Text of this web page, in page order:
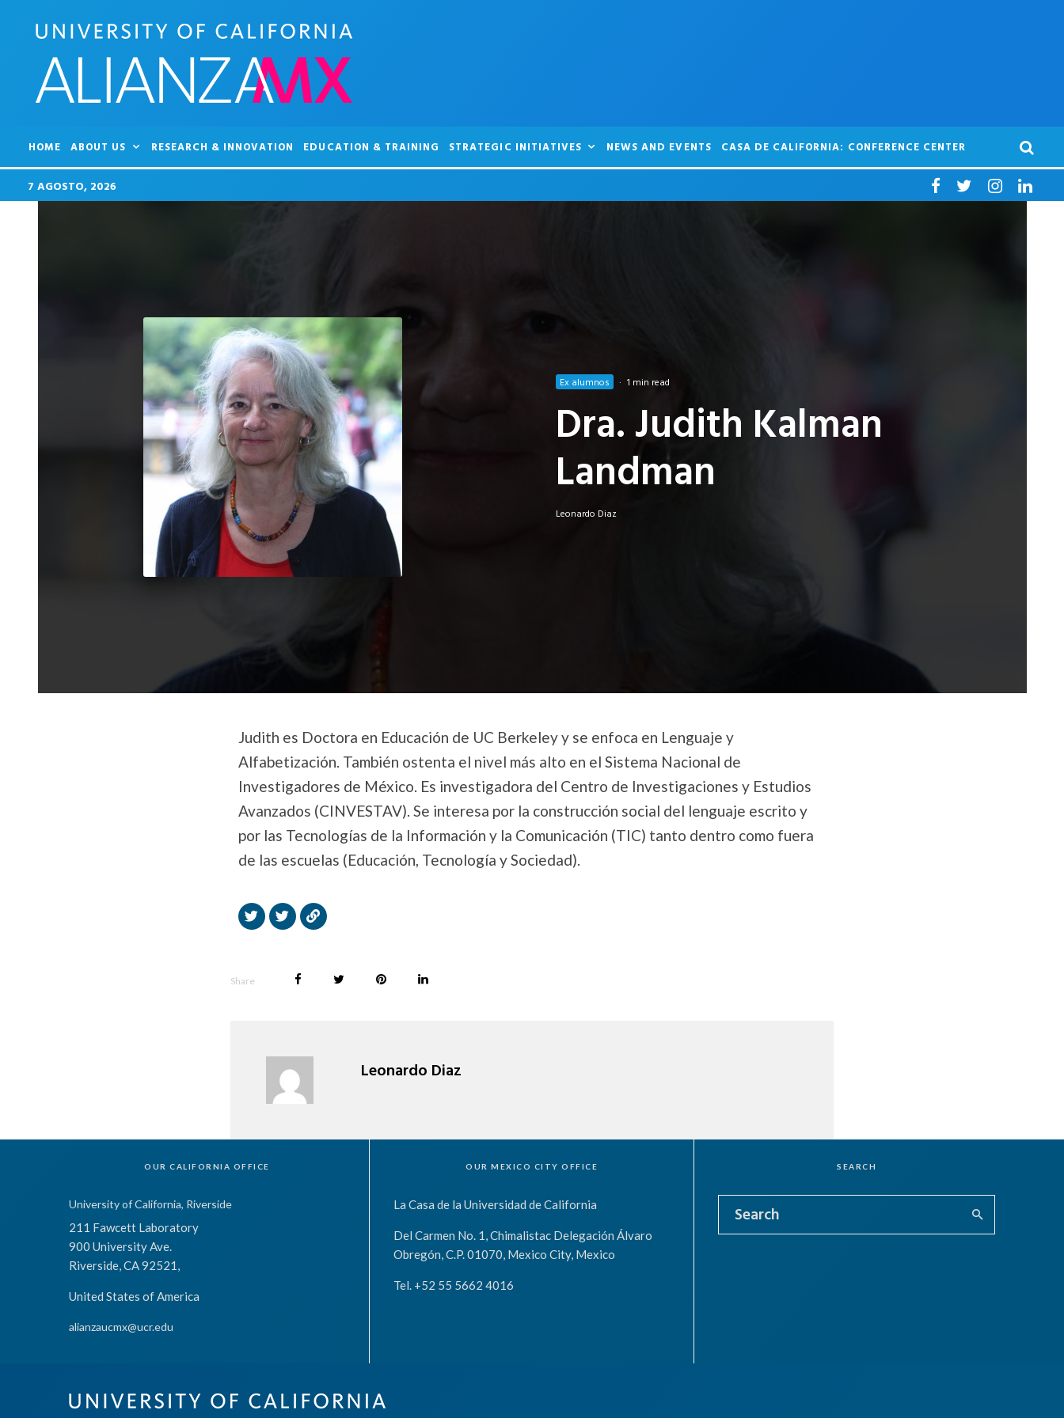
HOME ABOUT US RESEARCH & INNOVATION EDUCATION & TRAINING STRATEGIC INITIATIVES NEWS AND EVENTS CASA DE CALIFORNIA: CONFERENCE CENTER
7 AGOSTO, 2026
Ex alumnos · 1 min read
Dra. Judith Kalman
Landman
Leonardo Diaz
Judith es Doctora en Educación de UC Berkeley y se enfoca en Lenguaje y
Alfabetización. También ostenta el nivel más alto en el Sistema Nacional de
Investigadores de México. Es investigadora del Centro de Investigaciones y Estudios
Avanzados (CINVESTAV). Se interesa por la construcción social del lenguaje escrito y
por las Tecnologías de la Información y la Comunicación (TIC) tanto dentro como fuera
de las escuelas (Educación, Tecnología y Sociedad).
Share
Leonardo Diaz
OUR CALIFORNIA OFFICE
University of California, Riverside
211 Fawcett Laboratory
900 University Ave.
Riverside, CA 92521,
United States of America
alianzaucmx@ucr.edu
OUR MEXICO CITY OFFICE
La Casa de la Universidad de California
Del Carmen No. 1, Chimalistac Delegación Álvaro
Obregón, C.P. 01070, Mexico City, Mexico
Tel. +52 55 5662 4016
SEARCH